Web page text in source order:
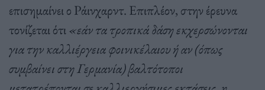
επισημαίνει ο Ράινχαρντ. Επιπλέον, στην έρευνα
τονίζεται ότι«εάν τα τροπικά δάση εκχερσώνονται
για την καλλιέργεια φοινικέλαιου ή αν (όπως
συμβαίνει στη Γερμανία) βαλτότοποι